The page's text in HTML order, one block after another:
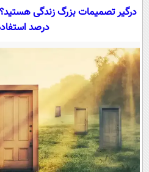
اقتصادی
خودرو
جامعه
اجتماعی
حوادث
یک برش
محیط زیست
سفر و
ورزشی
بین
علم و
علمی
اخبار کریپتو
گوناگون
سرگرمی
فیلم
درصد